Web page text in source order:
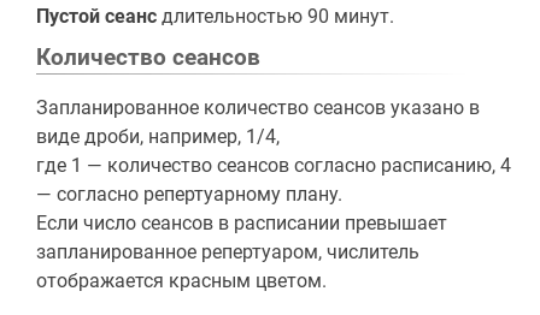
Пустой сеанс длительностью 90 минут.
Количество сеансов
Запланированное количество сеансов указано в
виде дроби, например, 1/4,
где 1 — количество сеансов согласно расписанию, 4
— согласно репертуарному плану.
Если число сеансов в расписании превышает
запланированное репертуаром, числитель
отображается красным цветом.